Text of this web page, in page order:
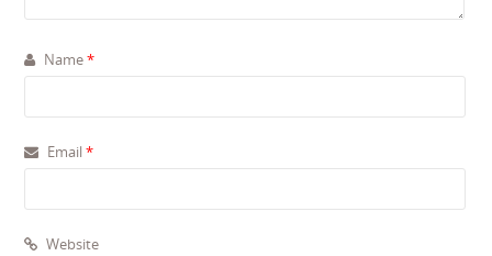
Name*
Email*
Website